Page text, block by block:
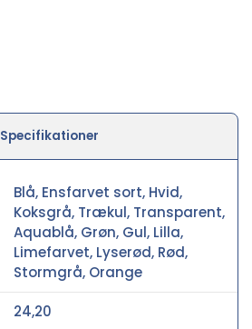
Specifikationer
Blå, Ensfarvet sort, Hvid,
Koksgrå, Trækul, Transparent,
Aquablå, Grøn, Gul, Lilla,
Limefarvet, Lyserød, Rød,
Stormgrå, Orange
24,20